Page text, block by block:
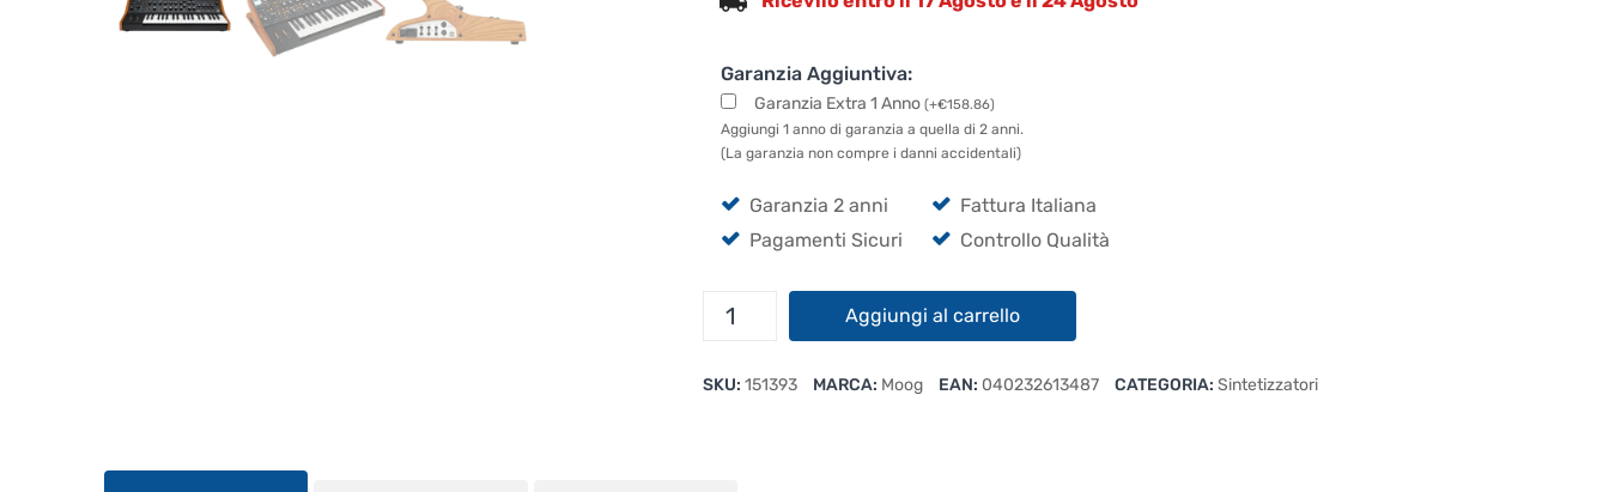
Garanzia Aggiuntiva:
Garanzia Extra 1 Anno (+€158.86)
Aggiungi 1 anno di garanzia a quella di 2 anni.
(La garanzia non compre i danni accidentali)
Garanzia 2 anni
Fattura Italiana
Pagamenti Sicuri
Controllo Qualità
Moog
Subsequent
quantità
Aggiungi al carrello
SKU: 151393 MARCA: Moog EAN: 040232613487 CATEGORIA: Sintetizzatori